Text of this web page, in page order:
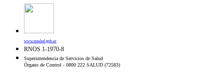
www.sssalud.gob.ar
RNOS 1-1970-8
Superintendencia de Servicios de Salud
Órgano de Control - 0800 222 SALUD (72583)